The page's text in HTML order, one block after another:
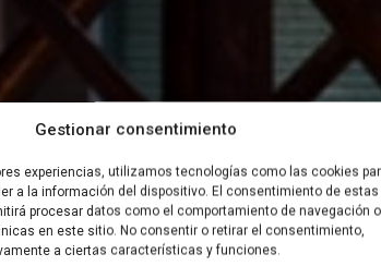
Gestionar consentimiento
experiencias, utilizamos tecnologías como las cookies
a la información del dispositivo. El consentimiento de estas
procesar datos como el comportamiento de navegación o
en este sitio. No consentir o retirar el consentimiento,
a ciertas características y funciones.